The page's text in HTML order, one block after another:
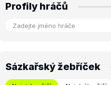
Profily hráčů
Sázkařský žebříček